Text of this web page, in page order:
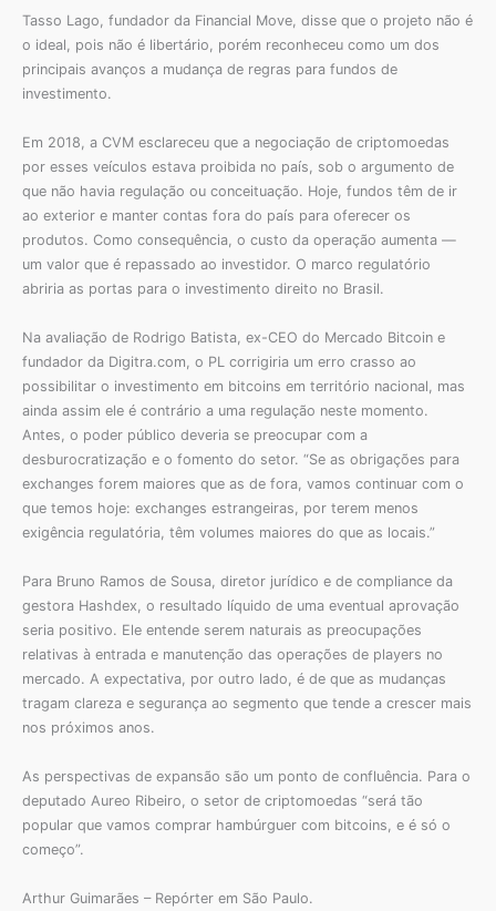
Tasso Lago, fundador da Financial Move, disse que o projeto não é
o ideal, pois não é libertário, porém reconheceu como um dos
principais avanços a mudança de regras para fundos de
investimento.
Em 2018, a CVM esclareceu que a negociação de criptomoedas
por esses veículos estava proibida no país, sob o argumento de
que não havia regulação ou conceituação. Hoje, fundos têm de ir
ao exterior e manter contas fora do país para oferecer os
produtos. Como consequência, o custo da operação aumenta —
um valor que é repassado ao investidor. O marco regulatório
abriria as portas para o investimento direito no Brasil.
Na avaliação de Rodrigo Batista, ex-CEO do Mercado Bitcoin e
fundador da Digitra.com, o PL corrigiria um erro crasso ao
possibilitar o investimento em bitcoins em território nacional, mas
ainda assim ele é contrário a uma regulação neste momento.
Antes, o poder público deveria se preocupar com a
desburocratização e o fomento do setor. “Se as obrigações para
exchanges forem maiores que as de fora, vamos continuar com o
que temos hoje: exchanges estrangeiras, por terem menos
exigência regulatória, têm volumes maiores do que as locais.”
Para Bruno Ramos de Sousa, diretor jurídico e de compliance da
gestora Hashdex, o resultado líquido de uma eventual aprovação
seria positivo. Ele entende serem naturais as preocupações
relativas à entrada e manutenção das operações de players no
mercado. A expectativa, por outro lado, é de que as mudanças
tragam clareza e segurança ao segmento que tende a crescer mais
nos próximos anos.
As perspectivas de expansão são um ponto de confluência. Para o
deputado Aureo Ribeiro, o setor de criptomoedas “será tão
popular que vamos comprar hambúrguer com bitcoins, e é só o
começo”.
Arthur Guimarães – Repórter em São Paulo.